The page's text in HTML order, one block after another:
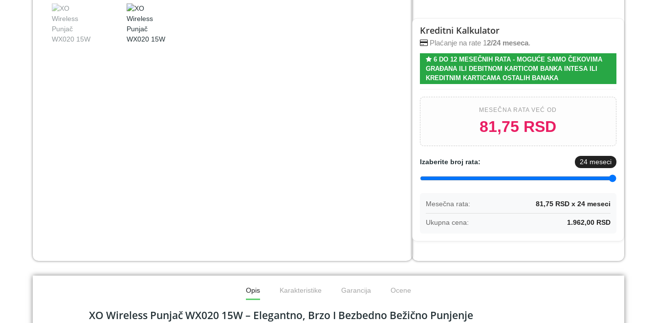
Kreditni Kalkulator
Plaćanje na rate 12/24 meseca.
6 DO 12 MESEČNIH RATA - MOGUĆE SAMO ČEKOVIMA
GRAĐANA ILI DEBITNOM KARTICOM BANKA INTESA ILI
KREDITNIM KARTICAMA OSTALIH BANAKA
MESEČNA RATA VEĆ OD
81,75 RSD
Izaberite broj rata: 24meseci
Mesečna rata: 81,75 RSD x 24 meseci
Ukupna cena: 1.962,00 RSD
Opis Karakteristike Garancija Ocene
XO Wireless Punjač WX020 15W – Elegantno, Brzo I Bezbedno Bežično Punjenje